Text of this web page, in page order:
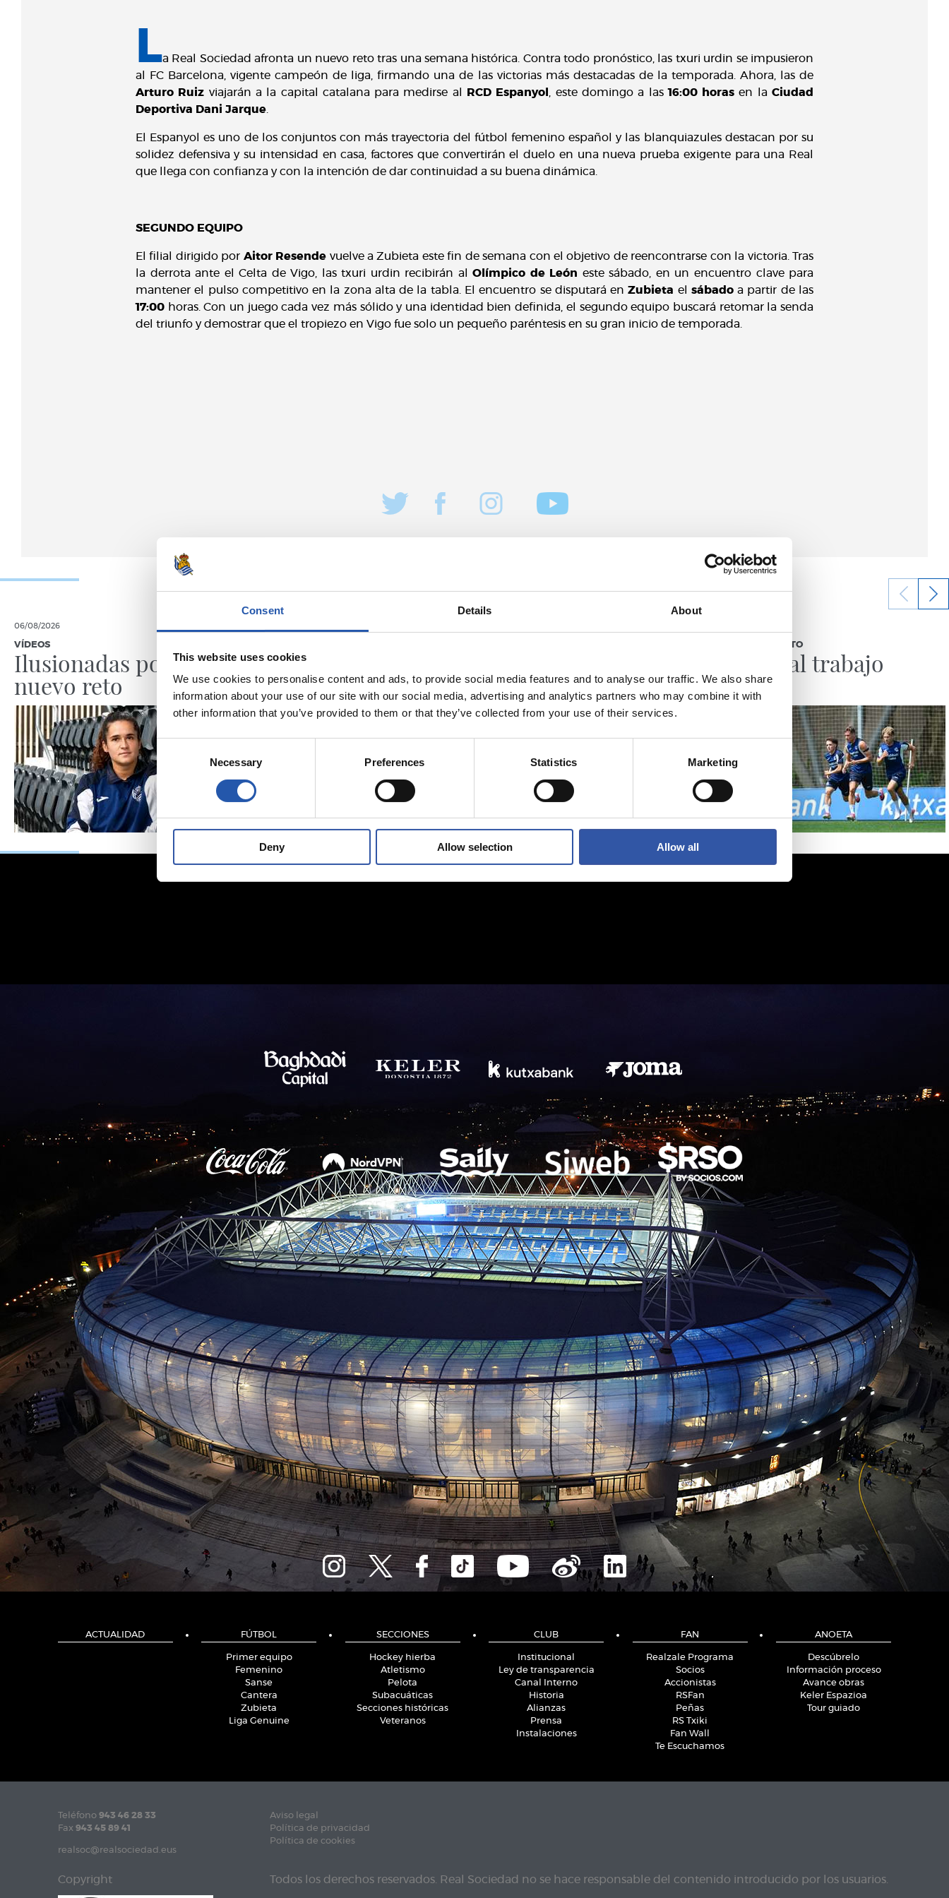
Consent Details About
This website uses cookies
We use cookies to personalise content and ads, to provide social media features and to analyse our traffic. We also share
information about your use of our site with our social media, advertising and analytics partners who may combine it with
other information that you’ve provided to them or that they’ve collected from your use of their services.
Selection
Necessary Preferences Statistics Marketing
Deny Allow selection Allow all
La Real Sociedad afronta un nuevo reto tras una semana histórica. Contra todo pronóstico, las txuri urdin se impusieron
al FC Barcelona, vigente campeón de liga, firmando una de las victorias más destacadas de la temporada. Ahora, las de
Arturo Ruiz viajarán a la capital catalana para medirse al RCD Espanyol , este domingo a las16:00 horas en laCiudad
Deportiva Dani Jarque
El Espanyol es uno de los conjuntos con más trayectoria del fútbol femenino español y las blanquiazules destacan por su
solidez defensiva y su intensidad en casa, factores que convertirán el duelo en una nueva prueba exigente para una Real
que llega con confianza y con la intención de dar continuidad a su buena dinámica.
SEGUNDO EQUIPO
El filial dirigido por Aitor Resende vuelve a Zubieta este fin de semana con el objetivo de reencontrarse con la victoria. Tras
la derrota ante el Celta de Vigo, las txuri urdin recibirán alOlímpico de León este sábado, en un encuentro clave para
mantener el pulso competitivo en la zona alta de la tabla. El encuentro se disputará enZubieta el sábadoa partir de las
17:00 horas. Con un juego cada vez más sólido y una identidad bien definida, el segundo equipo buscará retomar la senda
del triunfo y demostrar que el tropiezo en Vigo fue solo un pequeño paréntesis en su gran inicio de temporada.
06/08/2026
VÍDEOS
Ilusionadas por el
nuevo reto
“La Real hace mucho
por los jóvenes”
ENTRENAMIENTO
Vuelta al trabajo
ACTUALIDAD FÚTBOL
Primer equipo
Femenino
Sanse
Cantera
Zubieta
Liga Genuine
SECCIONES
Hockey hierba
Atletismo
Pelota
Subacuáticas
Secciones históricas
Veteranos
CLUB
Institucional
Ley de transparencia
Canal Interno
Historia
Alianzas
Prensa
Instalaciones
FAN
Realzale Programa
Socios
Accionistas
RSFan
Peñas
RS Txiki
Fan Wall
Te Escuchamos
ANOETA
Descúbrelo
Información proceso
Avance obras
Keler Espazioa
Tour guiado
Teléfono 943 46 28 33
Fax 943 45 89 41
realsoc@realsociedad.eus
Aviso legal
Política de privacidad
Política de cookies
Copyright Todos los derechos reservados. Real Sociedad no se hace responsable del contenido introducido por los usuarios.